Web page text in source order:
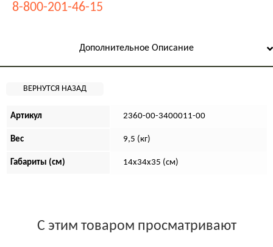
8-800-201-46-15
Дополнительное Описание
Артикул 2360-00-3400011-00
Вес 9,5 (кг)
Габариты (см) 14х34х35 (см)
С этим товаром просматривают